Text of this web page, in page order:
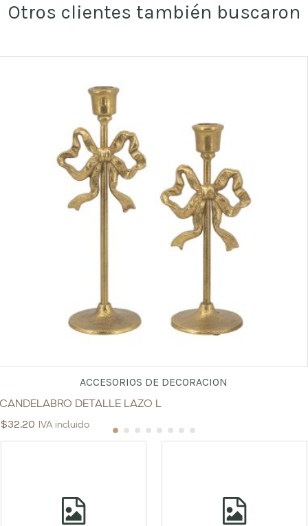
Otros clientes también buscaron
ACCESORIOS DE DECORACION
CANDELABRO DETALLE LAZO L
$32.20 IVA incluido